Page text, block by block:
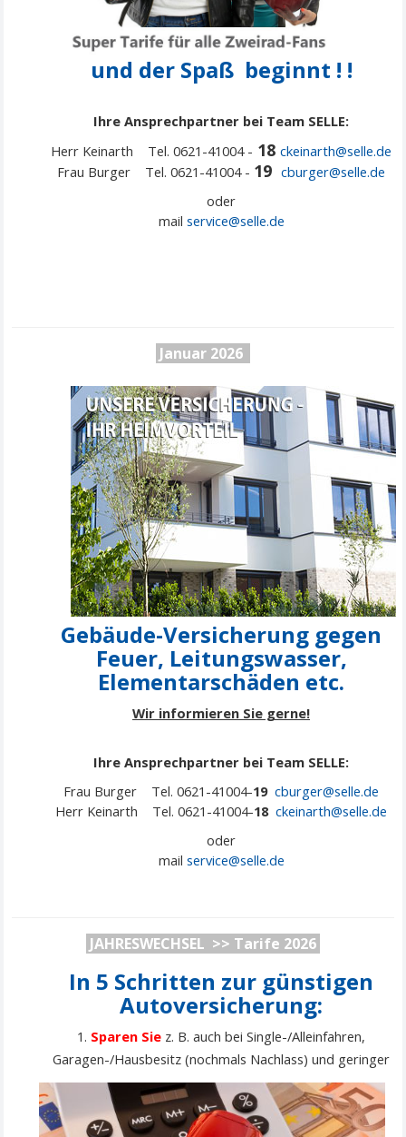
und der Spaß beginnt ! !
Ihre Ansprechpartner bei Team SELLE:
Herr Keinarth Tel. 0621-41004 - 18 ckeinarth@selle.de
Frau Burger Tel. 0621-41004 - 19 cburger@selle.de
oder
mail service@selle.de
Januar 2026
Gebäude-Versicherung gegen
Feuer, Leitungswasser,
Elementarschäden etc.
Wir informieren Sie gerne!
Ihre Ansprechpartner bei Team SELLE:
Frau Burger Tel. 0621-41004-19 cburger@selle.de
Herr Keinarth Tel. 0621-41004-18 ckeinarth@selle.de
oder
mail service@selle.de
JAHRESWECHSEL >> Tarife 2026
In 5 Schritten zur günstigen
Autoversicherung:
1. Sparen Sie z. B. auch bei Single-/Alleinfahren,
Garagen-/Hausbesitz (nochmals Nachlass) und geringer